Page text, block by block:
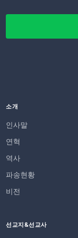
소개
인사말
연혁
역사
파송현황
비전
선교지&선교사